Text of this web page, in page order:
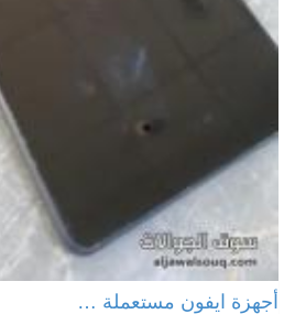
أجهزة ايفون مستعملة …